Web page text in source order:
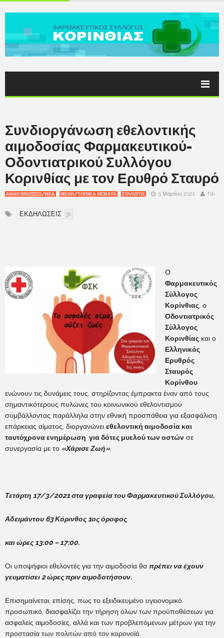
Συνδιοργάνωση εθελοντικής
αιμοδοσίας Φαρμακευτικού-
Οδοντιατρικού Συλλόγου
Κορινθίας με τον Ερυθρό Σταυρό
ΑΝΑΚΟΙΝΩΣΕΙΣ/ΝΕΑ ΜΕΛΗ/ΤΟΠΙΚΑ ΘΕΜΑΤΑ ΣΥΛΛΟΓΟΣ 5 Μαρτίου 2021 fsk
ΕΚΔΗΛΩΣΕΙΣ 31
Ο
Φαρμακευτικός
Σύλλογος
Κορίνθιας , ο
Οδοντιατρικός
Σύλλογος
Κορινθίας και ο
Ελληνικός
Ερυθρός
Σταυρός
Κορίνθου
ενώνουν τις δυνάμεις τους, στηρίζοντας έμπρακτα έναν από τους
σημαντικότερους πυλώνες του κοινωνικού εθελοντισμού
συμβάλλοντας παράλληλα στην εθνική προσπάθεια για εξασφάλιση
επάρκειας αίματος, διοργανώνει εθελοντική αιμοδοσία και
ταυτόχρονα ενημέρωση για δότες μυελού των οστών σε
συνεργασία με το «Χάρισε Ζωή»,
Τετάρτη 17/3/2021 στα γραφεία του Φαρμακευτικού Συλλόγου,
Αδειμάντου 63 Κόρινθος 1ος όροφος
και ώρες 13:00 – 17:00.
Οι υποψήφιοι εθελοντές για την αιμοδοσία θα πρέπει να έχουν
γευματίσει 2 ώρες πριν αιμοδοτήσουν.
Επισημαίνεται, επίσης, πως το εξειδικευμένο υγειονομικό
προσωπικό, διασφαλίζει την τήρηση όλων των προϋποθέσεων για
ασφαλείς αιμοδοσίες, αλλά και των προβλεπόμενων μέτρων για την
προστασία των πολιτών από τον κορονοϊό.